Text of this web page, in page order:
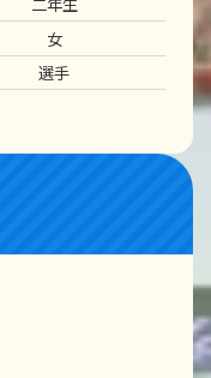
二年生
女
選手